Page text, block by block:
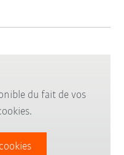
du fait de vos